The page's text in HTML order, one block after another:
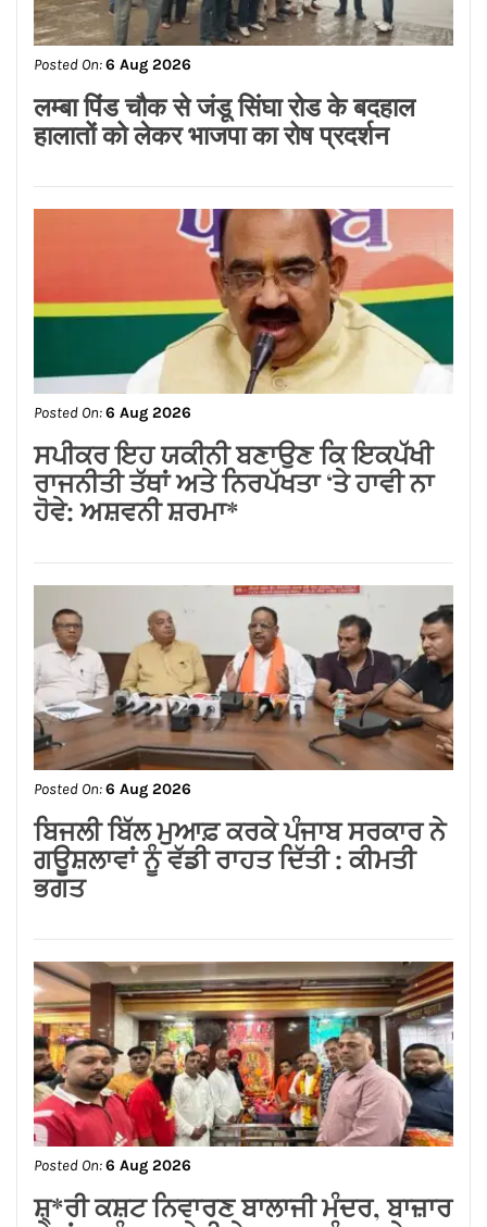
लम्बा पिंड चौक से जंडू सिंघा रोड के बदहाल
हालातों को लेकर भाजपा का रोष प्रदर्शन
Posted On: 6 Aug 2026
ਸਪੀਕਰ ਇਹ ਯਕੀਨੀ ਬਣਾਉਣ ਕਿ ਇਕਪੱਖੀ
ਰਾਜਨੀਤੀ ਤੱਥਾਂ ਅਤੇ ਨਿਰਪੱਖਤਾ ‘ਤੇ ਹਾਵੀ ਨਾ
ਹੋਵੇ: ਅਸ਼ਵਨੀ ਸ਼ਰਮਾ*
Posted On: 6 Aug 2026
ਬਿਜਲੀ ਬਿੱਲ ਮੁਆਫ਼ ਕਰਕੇ ਪੰਜਾਬ ਸਰਕਾਰ ਨੇ
ਗਊਸ਼ਲਾਵਾਂ ਨੂੰ ਵੱਡੀ ਰਾਹਤ ਦਿੱਤੀ : ਕੀਮਤੀ
ਭਗਤ